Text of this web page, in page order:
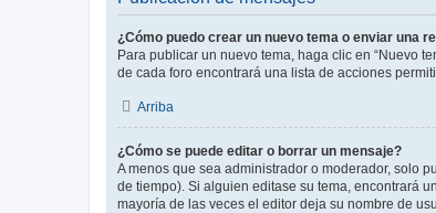
¿Cómo puedo crear un nuevo tema o enviar una
Para publicar un nuevo tema, haga clic en “Nuevo
de cada foro encontrará una lista de acciones
Arriba
¿Cómo se puede editar o borrar un mensaje?
A menos que sea administrador o moderador, solo
de tiempo). Si alguien editase su tema, encontrará
mayoría de las veces el editor deja su nombre de